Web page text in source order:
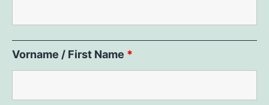
Vorname / First Name *